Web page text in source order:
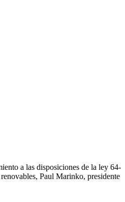
a las disposiciones de la ley 64-
Paul Marinko, presidente